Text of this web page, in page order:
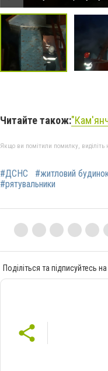
Читайте також:"
Якщо ви помітили помилку, виділіть
#ДСНС #житловий
#рятувальники
Поділіться та підписуйтесь